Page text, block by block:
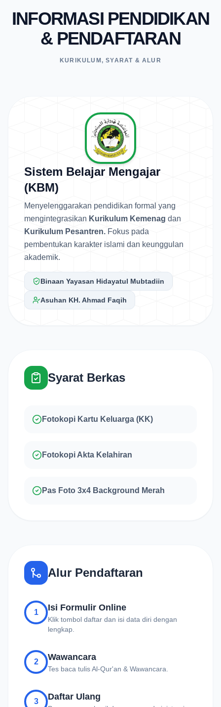
INFORMASI PENDIDIKAN
& PENDAFTARAN
KURIKULUM, SYARAT & ALUR
Sistem Belajar Mengajar
(KBM)
Menyelenggarakan pendidikan formal yang
mengintegrasikan Kurikulum Kemenag dan
Kurikulum Pesantren. Fokus pada
pembentukan karakter islami dan keunggulan
akademik.
Binaan Yayasan Hidayatul Mubtadiin
Asuhan KH. Ahmad Faqih
Syarat Berkas
Fotokopi Kartu Keluarga (KK)
Fotokopi Akta Kelahiran
Pas Foto 3x4 Background Merah
Alur Pendaftaran
1 Isi Formulir Online
Klik tombol daftar dan isi data diri dengan
lengkap.
2 Wawancara
Tes baca tulis Al-Qur'an & Wawancara.
3 Daftar Ulang